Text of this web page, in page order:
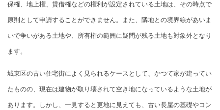
保権、地上権、賃借権などの権利が設定されている土地は、その時点で
原則として申請することができません。また、隣地との境界線があいま
いで争いがある土地や、所有権の範囲に疑問が残る土地も対象外となり
ます。
城東区の古い住宅街によく見られるケースとして、かつて家が建ってい
たものの、現在は建物が取り壊されて空き地になっているような土地が
あります。しかし、一見すると更地に見えても、古い長屋の基礎やコン